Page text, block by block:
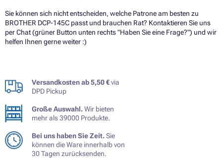
Sie können sich nicht entscheiden, welche Patrone am besten zu
BROTHER DCP-145C passt und brauchen Rat? Kontaktieren Sie uns
per Chat (grüner Button unten rechts "Haben Sie eine Frage?") und wir
helfen Ihnen gerne weiter :)
Versandkosten ab 5,50 €via
DPD Pickup
Große Auswahl.Wir bieten
mehr als 39000 Produkte.
Bei uns haben Sie Zeit.Sie
können die Ware innerhalb von
30 Tagen zurücksenden.